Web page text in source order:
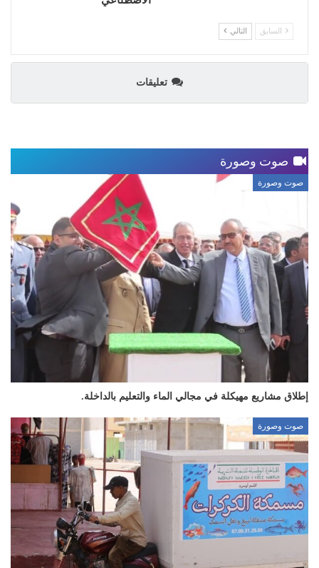
السابق التالي
تعليقات
صوت وصورة
صوت وصورة
إطلاق مشاريع مهيكلة في مجالي الماء والتعليم بالداخلة.
صوت وصورة